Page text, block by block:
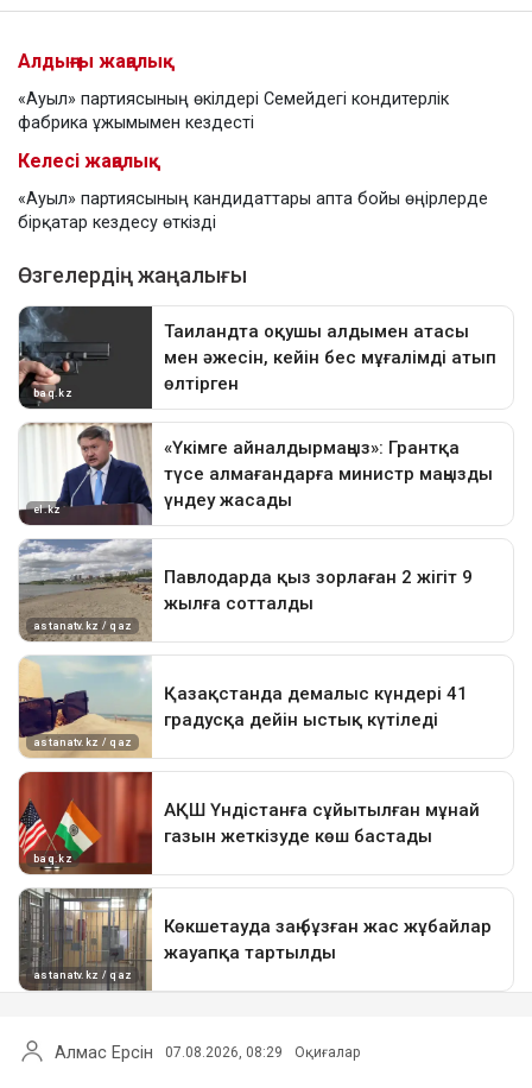
Алдыңғы жаңалық
«Ауыл» партиясының өкілдері Семейдегі кондитерлік
фабрика ұжымымен кездесті
Келесі жаңалық
«Ауыл» партиясының кандидаттары апта бойы өңірлерде
бірқатар кездесу өткізді
Алмас Ерсін 07.08.2026, 08:29 Оқиғалар